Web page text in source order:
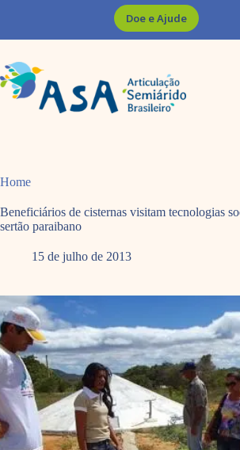
Doe e Ajude
Home
Beneficiários de cisternas visitam tecnologias
sertão paraibano
15 de julho de 2013